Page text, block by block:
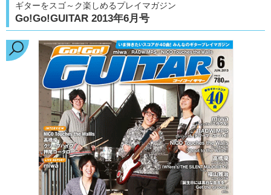
ギターをスゴ～ク楽しめるプレイマガジン
Go!Go!GUITAR 2013年6月号